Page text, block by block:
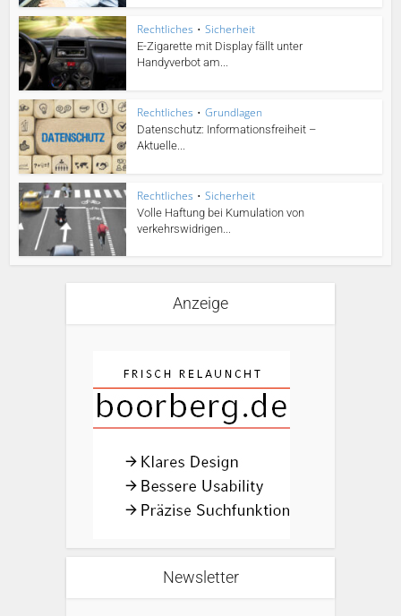
Rechtliches • Sicherheit
E-Zigarette mit Display fällt unter
Handyverbot am...
Rechtliches • Grundlagen
Datenschutz: Informationsfreiheit –
Aktuelle...
Rechtliches • Sicherheit
Volle Haftung bei Kumulation von
verkehrswidrigen...
Anzeige
Newsletter